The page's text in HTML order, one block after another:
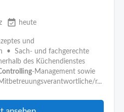
event_available heute
und
• Sach- und fachgerechte
des Küchendienstes
-Management sowie
r...